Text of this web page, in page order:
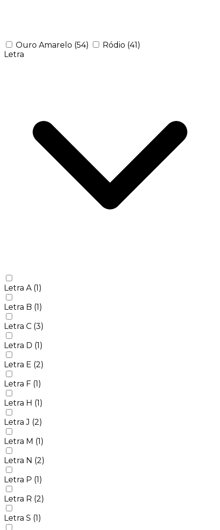
Ouro Amarelo (54) Ródio (41)
Letra
Letra A (1)
Letra B (1)
Letra C (3)
Letra D (1)
Letra E (2)
Letra F (1)
Letra H (1)
Letra J (2)
Letra M (1)
Letra N (2)
Letra P (1)
Letra R (2)
Letra S (1)